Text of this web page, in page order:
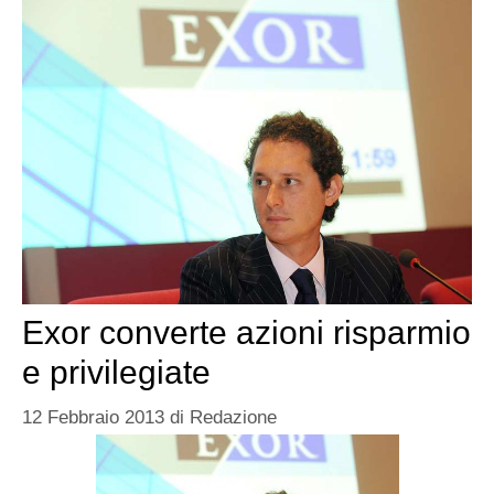
Exor converte azioni risparmio
e privilegiate
12 Febbraio 2013 di Redazione